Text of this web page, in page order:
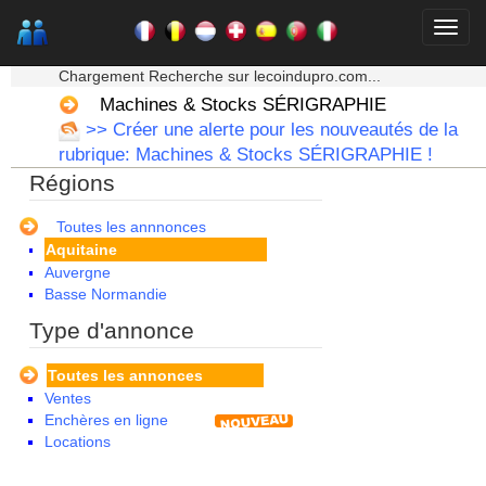
Chargement Recherche sur lecoindupro.com...
Machines & Stocks SÉRIGRAPHIE
>> Créer une alerte pour les nouveautés de la
rubrique: Machines & Stocks SÉRIGRAPHIE !
Régions
Toutes les annnonces
Alsace
Aquitaine
Auvergne
Basse Normandie
Bretagne
Centre
Champagne Ardenne
Corse
Franche Comte - Suisse
Guadeloupe
Type d'annonce
Toutes les annonces
Ventes
Enchères en ligne
Locations